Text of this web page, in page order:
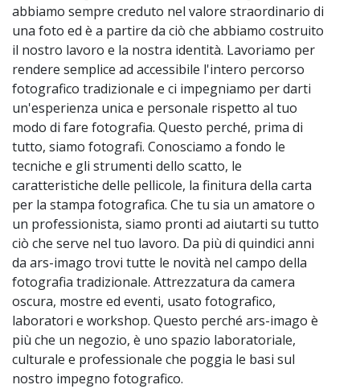
abbiamo sempre creduto nel valore straordinario di
una foto ed è a partire da ciò che abbiamo costruito
il nostro lavoro e la nostra identità. Lavoriamo per
rendere semplice ad accessibile l'intero percorso
fotografico tradizionale e ci impegniamo per darti
un'esperienza unica e personale rispetto al tuo
modo di fare fotografia. Questo perché, prima di
tutto, siamo fotografi. Conosciamo a fondo le
tecniche e gli strumenti dello scatto, le
caratteristiche delle pellicole, la finitura della carta
per la stampa fotografica. Che tu sia un amatore o
un professionista, siamo pronti ad aiutarti su tutto
ciò che serve nel tuo lavoro. Da più di quindici anni
da ars-imago trovi tutte le novità nel campo della
fotografia tradizionale. Attrezzatura da camera
oscura, mostre ed eventi, usato fotografico,
laboratori e workshop. Questo perché ars-imago è
più che un negozio, è uno spazio laboratoriale,
culturale e professionale che poggia le basi sul
nostro impegno fotografico.